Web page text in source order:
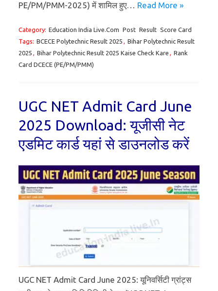
PE/PM/PMM-2025) में शामिल हुए… Read More »
Category: Education India Live.Com Post Result Score Card
Tags: BCECE Polytechnic Result 2025 , Bihar Polytechnic Result
2025 , Bihar Polytechnic Result 2025 Kaise Check Kare , Rank
Card DCECE (PE/PM/PMM)
UGC NET Admit Card June
2025 Download: यूजीसी नेट
एडमिट कार्ड यहां से डाउनलोड करें
UGC NET Admit Card June 2025: यूनिवर्सिटी ग्रांट्स